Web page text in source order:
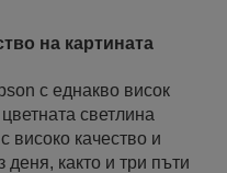
на картината
с еднакво висок
светлина
високо качество и
деня, както и три пъти